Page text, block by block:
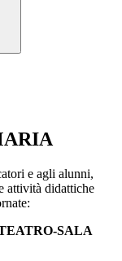
e agli alunni,
attività didattiche
SALA